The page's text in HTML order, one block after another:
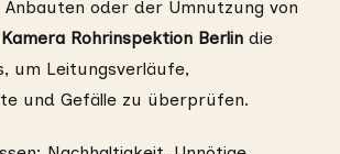
Anbauten oder der Umnutzung von
Kamera Rohrinspektion Berlin die
um Leitungsverläufe,
und Gefälle zu überprüfen.